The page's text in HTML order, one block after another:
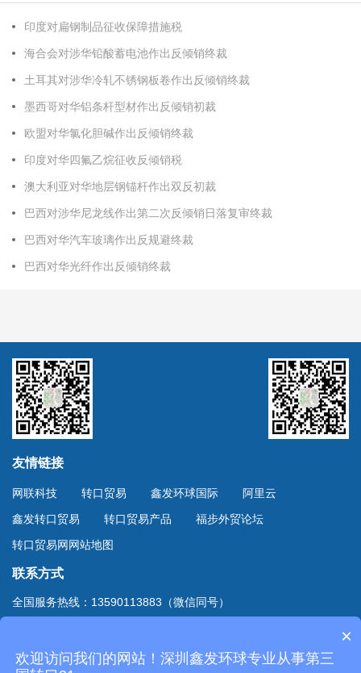
印度对扁钢制品征收保障措施税
海合会对涉华铅酸蓄电池作出反倾销终裁
土耳其对涉华冷轧不锈钢板卷作出反倾销终裁
墨西哥对华铝条杆型材作出反倾销初裁
欧盟对华氯化胆碱作出反倾销终裁
印度对华四氟乙烷征收反倾销税
澳大利亚对华地层钢锚杆作出双反初裁
巴西对涉华尼龙线作出第二次反倾销日落复审终裁
巴西对华汽车玻璃作出反规避终裁
巴西对华光纤作出反倾销终裁
友情链接
网联科技 转口贸易 鑫发环球国际
阿里云
鑫发转口贸易
转口贸易产品
福步外贸论坛
转口贸易网网站地图
联系方式
全国服务热线：13590113883（微信同号）
Copyright © 2020 深圳市鑫发环球国际货运有限公司
×
欢迎访问我们的网站！深圳鑫发环球专业从事第三